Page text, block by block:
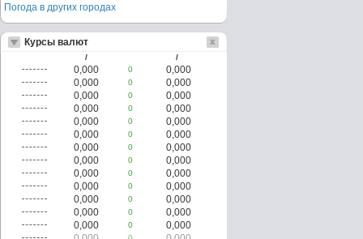
Погода в других городах
Курсы валют
/ /
0,000 0
0,000
0,000
0
0,000
0,000
0
0,000
0,000
0
0,000
0,000
0
0,000
0,000
0
0,000
0,000
0
0,000
0,000
0
0,000
0,000
0
0,000
0,000
0
0,000
0,000
0
0,000
0,000
0
0,000
0,000
0
0,000